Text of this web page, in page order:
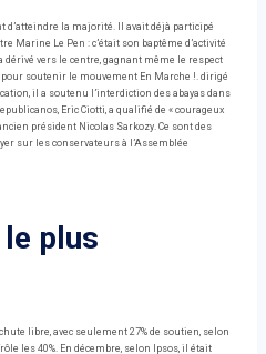
d’atteindre la majorité. Il avait déjà participé
Marine Le Pen : c’était son baptême d’activité
dérivé vers le centre, gagnant même le respect
soutenir le mouvement En Marche !. dirigé
il a soutenu l’interdiction des abayas dans
Eric Ciotti, a qualifié de « courageux
président Nicolas Sarkozy. Ce sont des
sur les conservateurs à l’Assemblée
plus
libre, avec seulement 27% de soutien, selon
les 40%. En décembre, selon Ipsos, il était